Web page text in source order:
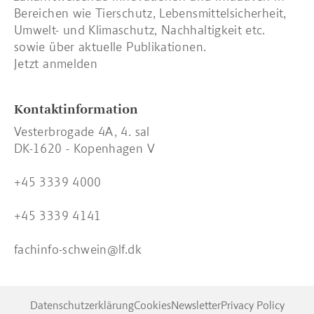
Bereichen wie Tierschutz, Lebensmittelsicherheit,
Umwelt- und Klimaschutz, Nachhaltigkeit etc.
sowie über aktuelle Publikationen.
Jetzt anmelden
Kontaktinformation
Vesterbrogade 4A, 4. sal
DK-1620 - Kopenhagen V
+45 3339 4000
+45 3339 4141
fachinfo-schwein@lf.dk
DatenschutzerklärungCookiesNewsletterPrivacy Policy